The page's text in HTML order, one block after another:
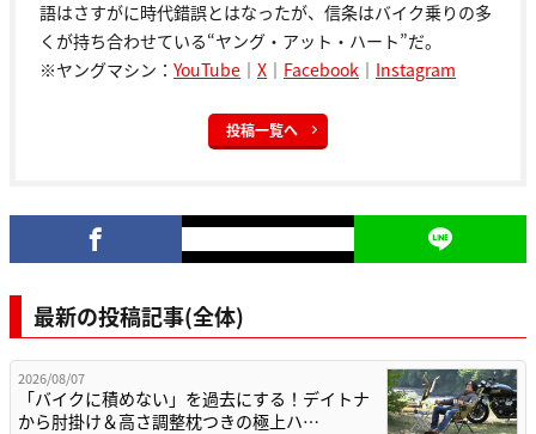
語はさすがに時代錯誤とはなったが、信条はバイク乗りの多
くが持ち合わせている“ヤング・アット・ハート”だ。
※ヤングマシン： YouTube ｜ X ｜ Facebook ｜ Instagram
投稿一覧へ
最新の投稿記事(全体)
2026/08/07
「バイクに積めない」を過去にする！デイトナ
から肘掛け＆高さ調整枕つきの極上ハ…